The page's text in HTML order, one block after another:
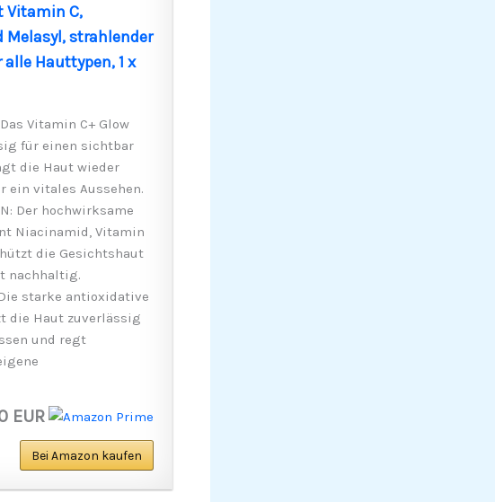
Vitamin C,
strahlender
Hauttypen, 1 x
Das Vitamin C+ Glow
für einen sichtbar
die Haut wieder
ein vitales Aussehen.
Der hochwirksame
Niacinamid, Vitamin
die Gesichtshaut
nachhaltig.
Die starke antioxidative
die Haut zuverlässig
und regt
EUR
Bei Amazon kaufen